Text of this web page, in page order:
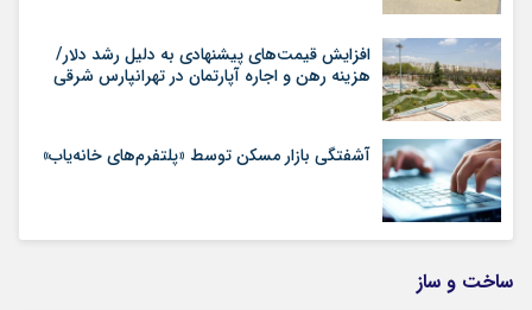
افزایش قیمت‌های پیشنهادی به دلیل رشد دلار/
هزینه رهن و اجاره آپارتمان در تهرانپارس شرقی
آشفتگی بازار مسکن توسط «پلتفرم‌های خانه‌یاب»
ساخت و ساز